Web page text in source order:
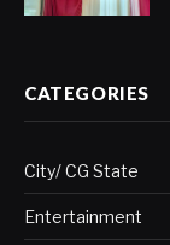
CATEGORIES
City/ CG State
Entertainment